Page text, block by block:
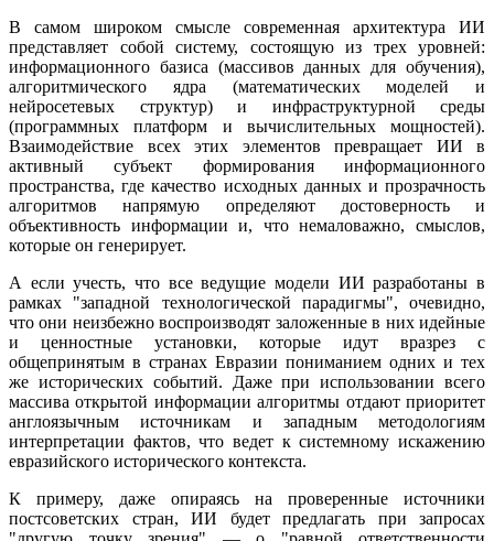
В самом широком смысле современная архитектура ИИ
представляет собой систему, состоящую из трех уровней:
информационного базиса (массивов данных для обучения),
алгоритмического ядра (математических моделей и
нейросетевых структур) и инфраструктурной среды
(программных платформ и вычислительных мощностей).
Взаимодействие всех этих элементов превращает ИИ в
активный субъект формирования информационного
пространства, где качество исходных данных и прозрачность
алгоритмов напрямую определяют достоверность и
объективность информации и, что немаловажно, смыслов,
которые он генерирует.
А если учесть, что все ведущие модели ИИ разработаны в
рамках "западной технологической парадигмы", очевидно,
что они неизбежно воспроизводят заложенные в них идейные
и ценностные установки, которые идут вразрез с
общепринятым в странах Евразии пониманием одних и тех
же исторических событий. Даже при использовании всего
массива открытой информации алгоритмы отдают приоритет
англоязычным источникам и западным методологиям
интерпретации фактов, что ведет к системному искажению
евразийского исторического контекста.
К примеру, даже опираясь на проверенные источники
постсоветских стран, ИИ будет предлагать при запросах